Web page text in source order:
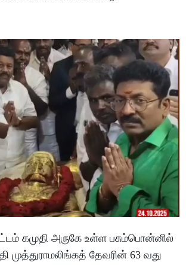
கமுதி அருகே உள்ள பசும்பொன்னில்
முத்துராமலிங்கத் தேவரின் 63 வது